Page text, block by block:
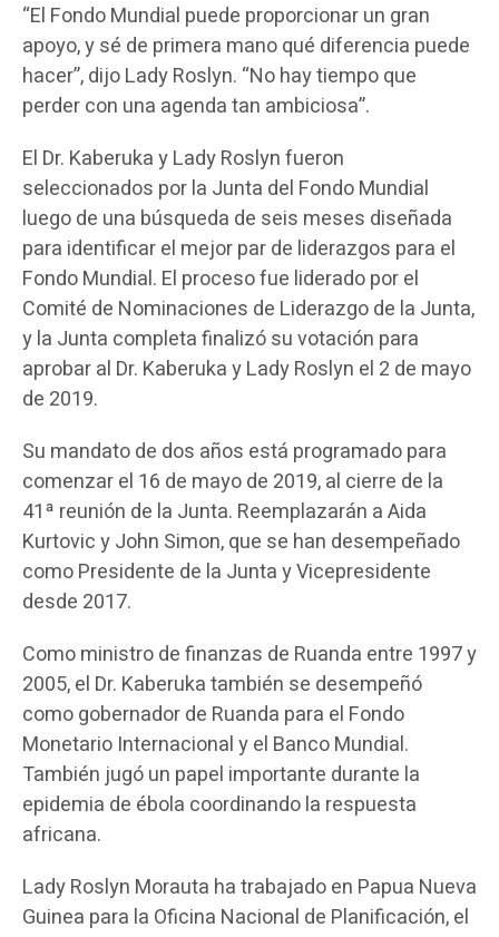
“El Fondo Mundial puede proporcionar un gran
apoyo, y sé de primera mano qué diferencia puede
hacer”, dijo Lady Roslyn. “No hay tiempo que
perder con una agenda tan ambiciosa”.
El Dr. Kaberuka y Lady Roslyn fueron
seleccionados por la Junta del Fondo Mundial
luego de una búsqueda de seis meses diseñada
para identificar el mejor par de liderazgos para el
Fondo Mundial. El proceso fue liderado por el
Comité de Nominaciones de Liderazgo de la Junta,
y la Junta completa finalizó su votación para
aprobar al Dr. Kaberuka y Lady Roslyn el 2 de mayo
de 2019.
Su mandato de dos años está programado para
comenzar el 16 de mayo de 2019, al cierre de la
41ª reunión de la Junta. Reemplazarán a Aida
Kurtovic y John Simon, que se han desempeñado
como Presidente de la Junta y Vicepresidente
desde 2017.
Como ministro de finanzas de Ruanda entre 1997 y
2005, el Dr. Kaberuka también se desempeñó
como gobernador de Ruanda para el Fondo
Monetario Internacional y el Banco Mundial.
También jugó un papel importante durante la
epidemia de ébola coordinando la respuesta
africana.
Lady Roslyn Morauta ha trabajado en Papua Nueva
Guinea para la Oficina Nacional de Planificación, el